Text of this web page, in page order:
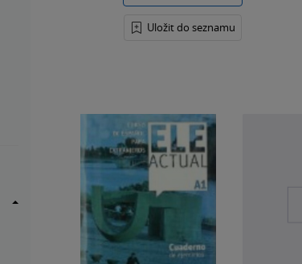
Uložit do seznamu